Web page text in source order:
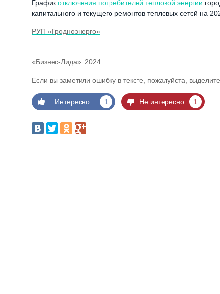
График отключения потребителей тепловой энергии
капитального и текущего ремонтов тепловых сетей на
РУП «Гродноэнерго»
«Бизнес-Лида», 2024.
Если вы заметили ошибку в тексте, пожалуйста,
Интересно 1 Не интересно 1